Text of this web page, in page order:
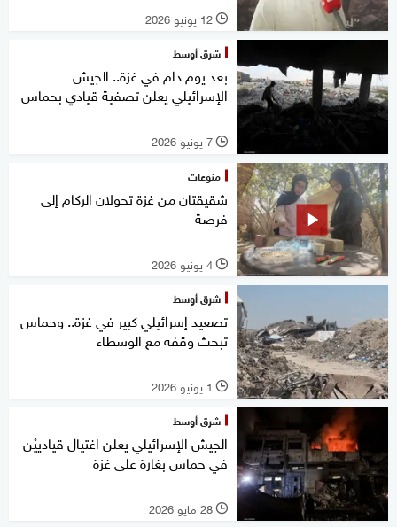
l 12 يونيو 2026
شرق أوسط
بعد يوم دام في غزة.. الجيش
الإسرائيلي يعلن تصفية قيادي بحماس
l 7 يونيو 2026
منوعات
شقيقتان من غزة تحولان الركام إلى
فرصة
l 4 يونيو 2026
شرق أوسط
تصعيد إسرائيلي كبير في غزة.. وحماس
تبحث وقفه مع الوسطاء
l 1 يونيو 2026
شرق أوسط
الجيش الإسرائيلي يعلن اغتيال قيادييْن
في حماس بغارة على غزة
l 28 مايو 2026